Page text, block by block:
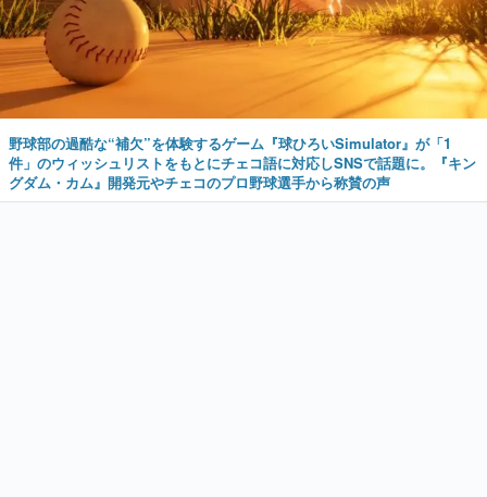
野球部の過酷な“補欠”を体験するゲーム『球ひろいSimulator』が「1
件」のウィッシュリストをもとにチェコ語に対応しSNSで話題に。『キン
グダム・カム』開発元やチェコのプロ野球選手から称賛の声